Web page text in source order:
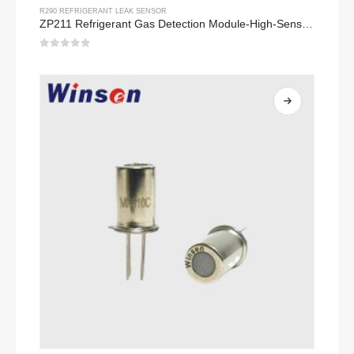
R290 REFRIGERANT LEAK SENSOR
ZP211 Refrigerant Gas Detection Module-High-Sensitivity Sensor para sa Pagpapalamig na Pag-alis